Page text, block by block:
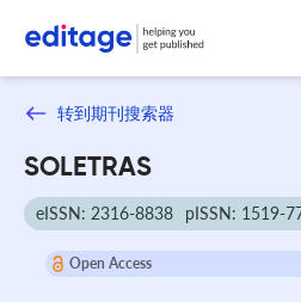
转到期刊搜索器
SOLETRAS
eISSN: 2316-8838 pISSN: 1519-
Open Access